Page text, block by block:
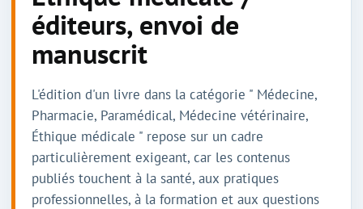
éditeurs, envoi de
manuscrit
L'édition d'un livre dans la catégorie " Médecine,
Pharmacie, Paramédical, Médecine vétérinaire,
Éthique médicale " repose sur un cadre
particulièrement exigeant, car les contenus
publiés touchent à la santé, aux pratiques
professionnelles, à la formation et aux questions